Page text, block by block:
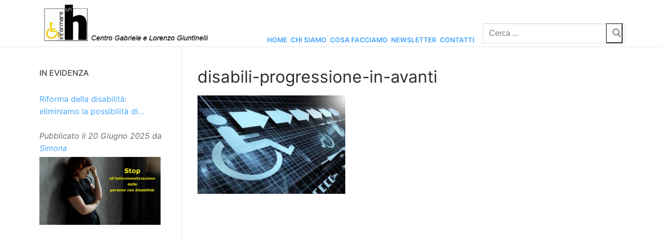
HOME CHI SIAMO COSA FACCIAMO NEWSLETTER CONTATTI
Cerca:
disabili-progressione-in-avanti
IN EVIDENZA
Riforma della disabilità:
eliminiamo la possibilità di
Pubblicato il 20 Giugno 2025 da
Simona